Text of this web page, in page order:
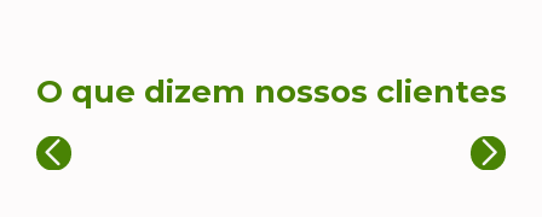
O que dizem nossos clientes